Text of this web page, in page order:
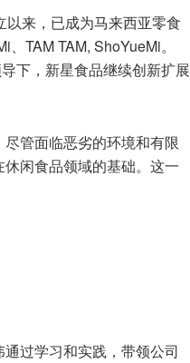
来，已成为马来西亚零食
TAM TAM, ShoYueMi。
下，新星食品继续创新扩展
管面临恶劣的环境和有限
闲食品领域的基础。这一
过学习和实践，带领公司